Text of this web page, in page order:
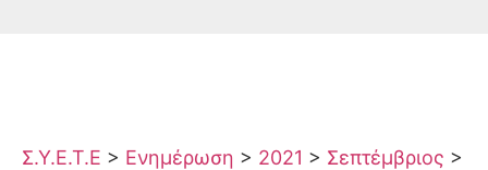
Σ.Υ.Ε.Τ.Ε > Ενημέρωση > 2021 > Σεπτέμβριος >